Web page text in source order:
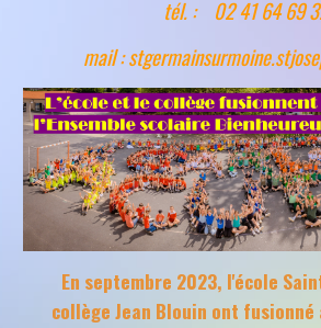
tél. : 02 41 64 69
mail :
En septembre 2023, l'école
collège Jean Blouin ont